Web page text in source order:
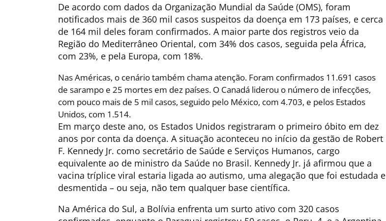
De acordo com dados da Organização Mundial da Saúde (OMS), foram
notificados mais de 360 mil casos suspeitos da doença em 173 países, e cerca
de 164 mil deles foram confirmados. A maior parte dos registros veio da
Região do Mediterrâneo Oriental, com 34% dos casos, seguida pela África,
com 23%, e pela Europa, com 18%.
Nas Américas, o cenário também chama atenção. Foram confirmados 11.691 casos
de sarampo e 25 mortes em dez países. O Canadá liderou o número de infecções,
com pouco mais de 5 mil casos, seguido pelo México, com 4.703, e pelos Estados
Unidos, com 1.514.
Em março deste ano, os Estados Unidos registraram o primeiro óbito em dez
anos por conta da doença. A situação aconteceu no início da gestão de Robert
F. Kennedy Jr. como secretário de Saúde e Serviços Humanos, cargo
equivalente ao de ministro da Saúde no Brasil. Kennedy Jr. já afirmou que a
vacina tríplice viral estaria ligada ao autismo, uma alegação que foi estudada e
desmentida – ou seja, não tem qualquer base científica.
Na América do Sul, a Bolívia enfrenta um surto ativo com 320 casos